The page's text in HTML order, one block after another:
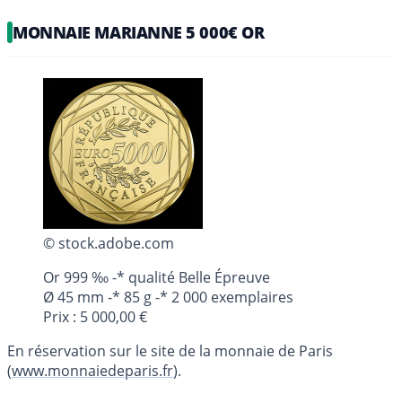
MONNAIE MARIANNE 5 000€ OR
© stock.adobe.com
Or 999 ‰ -* qualité Belle Épreuve
Ø 45 mm -* 85 g -* 2 000 exemplaires
Prix : 5 000,00 €
En réservation sur le site de la monnaie de Paris
(www.monnaiedeparis.fr).